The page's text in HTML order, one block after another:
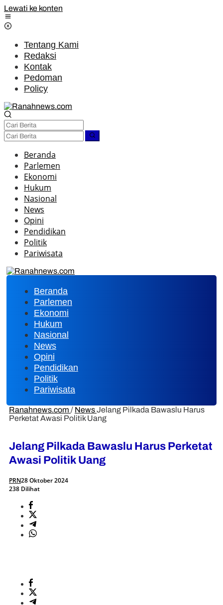
Lewati ke konten
Tentang Kami
Redaksi
Kontak
Pedoman
Policy
Beranda
Parlemen
Ekonomi
Hukum
Nasional
News
Opini
Pendidikan
Politik
Pariwisata
Beranda
Parlemen
Ekonomi
Hukum
Nasional
News
Opini
Pendidikan
Politik
Pariwisata
Ranahnews.com / NewsJelang Pilkada Bawaslu Harus
Perketat Awasi Politik Uang
Jelang Pilkada Bawaslu Harus Perketat
Awasi Politik Uang
PRN28 Oktober 2024
238 Dilihat